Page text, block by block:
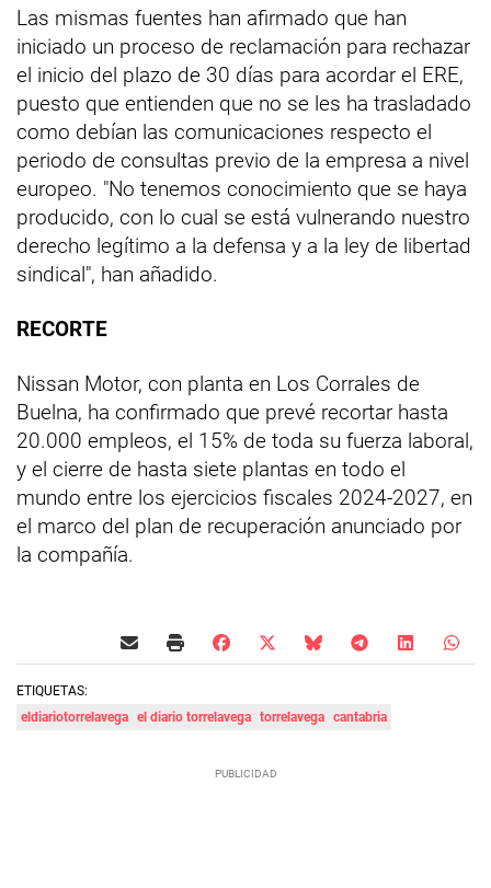
Las mismas fuentes han afirmado que han
iniciado un proceso de reclamación para rechazar
el inicio del plazo de 30 días para acordar el ERE,
puesto que entienden que no se les ha trasladado
como debían las comunicaciones respecto el
periodo de consultas previo de la empresa a nivel
europeo. "No tenemos conocimiento que se haya
producido, con lo cual se está vulnerando nuestro
derecho legítimo a la defensa y a la ley de libertad
sindical", han añadido.
RECORTE
Nissan Motor, con planta en Los Corrales de
Buelna, ha confirmado que prevé recortar hasta
20.000 empleos, el 15% de toda su fuerza laboral,
y el cierre de hasta siete plantas en todo el
mundo entre los ejercicios fiscales 2024-2027, en
el marco del plan de recuperación anunciado por
la compañía.
ETIQUETAS:
eldiariotorrelavega el diario torrelavega torrelavega cantabria